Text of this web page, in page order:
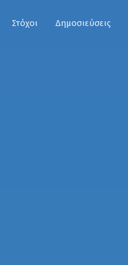
Στόχοι Δημοσιεύσεις